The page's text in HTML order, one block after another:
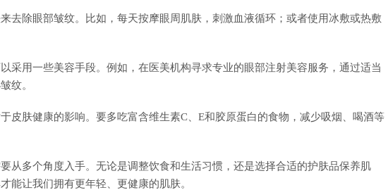
去除眼部皱纹。比如，每天按摩眼周肌肤，刺激血液循环；或者使用冰敷或热敷
采用一些美容手段。例如，在医美机构寻求专业的眼部注射美容服务，通过适当
纹。
皮肤健康的影响。要多吃富含维生素C、E和胶原蛋白的食物，减少吸烟、喝酒等
从多个角度入手。无论是调整饮食和生活习惯，还是选择合适的护肤品保养肌
能让我们拥有更年轻、更健康的肌肤。